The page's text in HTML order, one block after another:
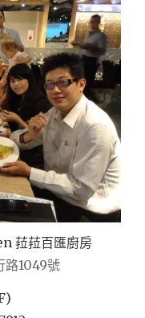
菈菈百匯廚房
路1049號